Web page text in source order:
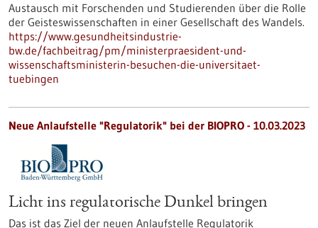
Austausch mit Forschenden und Studierenden über die Rolle
der Geisteswissenschaften in einer Gesellschaft des Wandels.
https://www.gesundheitsindustrie-
bw.de/fachbeitrag/pm/ministerpraesident-und-
wissenschaftsministerin-besuchen-die-universitaet-
tuebingen
Neue Anlaufstelle "Regulatorik" bei der BIOPRO - 10.03.2023
Licht ins regulatorische Dunkel bringen
Das ist das Ziel der neuen Anlaufstelle Regulatorik